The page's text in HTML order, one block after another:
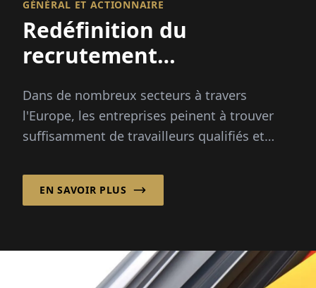
GÉNÉRAL ET ACTIONNAIRE
Redéfinition du
recrutement
Dans de nombreux secteurs à travers
l'Europe, les entreprises peinent à trouver
suffisamment de travailleurs qualifiés et
changements démographiques et...
EN SAVOIR PLUS